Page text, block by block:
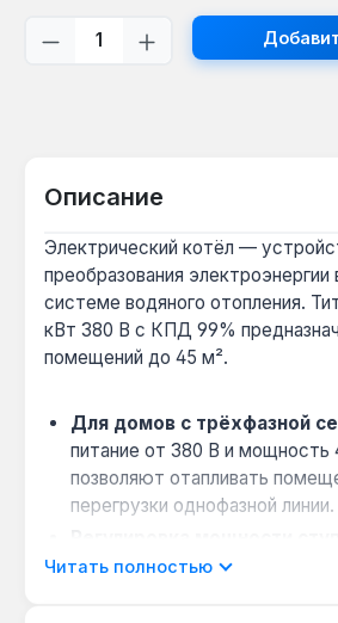
Количество
Описание
Электрический котёл —
преобразования электроэнергии
системе водяного отопления.
кВт 380 В с КПД 99%
помещений до 45 м².
Для домов с трёхфазной
питание от 380 В и мощность
позволяют отапливать
перегрузки однофазной линии.
ступени нагрева (1.5 кВт и 3
Читать полностью